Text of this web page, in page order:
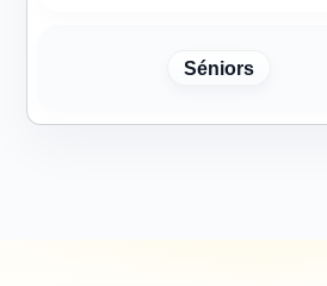
Séniors